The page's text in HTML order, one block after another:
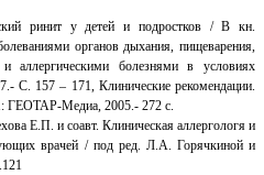
ринит у детей и подростков / В кн.
органов дыхания, пищеварения,
и аллергическими болезнями в условиях
157 – 171, Клинические рекомендации.
ГЕОТАР-Медиа, 2005.- 272 с.
Е.П. и соавт. Клиническая аллергологя и
врачей / под ред. Л.А. Горячкиной и